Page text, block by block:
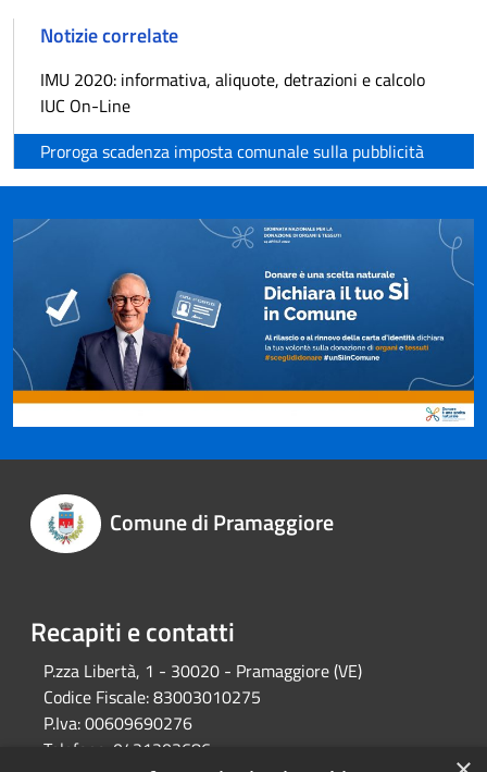
Notizie correlate
IMU 2020: informativa, aliquote, detrazioni e calcolo
IUC On-Line
Proroga scadenza imposta comunale sulla pubblicità
Comune di Pramaggiore
Recapiti e contatti
P.zza Libertà, 1 - 30020 - Pramaggiore (VE)
Codice Fiscale:83003010275
P.Iva:00609690276
Telefono: 0421203686